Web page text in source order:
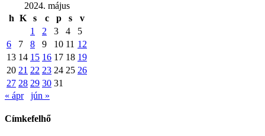
2024. május
h K s c p s
v
1
2 3 4
5
6
7 8 9 10 11 12
13 14 15 16 17 18 19
20 21 22 23 24 25 26
27 28 29 30 31
« ápr
jún »
Címkefelhő